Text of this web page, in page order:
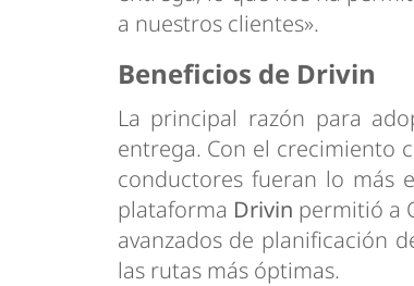
a nuestros clientes».
Beneficios de Drivin
La principal razón para
entrega. Con el crecimiento
conductores fueran lo más
plataforma Drivin permitió a
avanzados de planificación
las rutas más óptimas.